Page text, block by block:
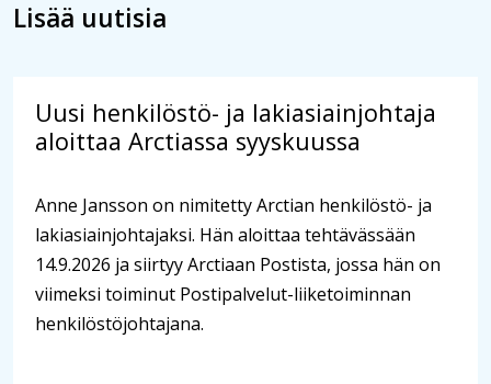
Lisää uutisia
Uusi henkilöstö- ja lakiasiainjohtaja
aloittaa Arctiassa syyskuussa
Anne Jansson on nimitetty Arctian henkilöstö- ja
lakiasiainjohtajaksi. Hän aloittaa tehtävässään
14.9.2026 ja siirtyy Arctiaan Postista, jossa hän on
viimeksi toiminut Postipalvelut-liiketoiminnan
henkilöstöjohtajana.